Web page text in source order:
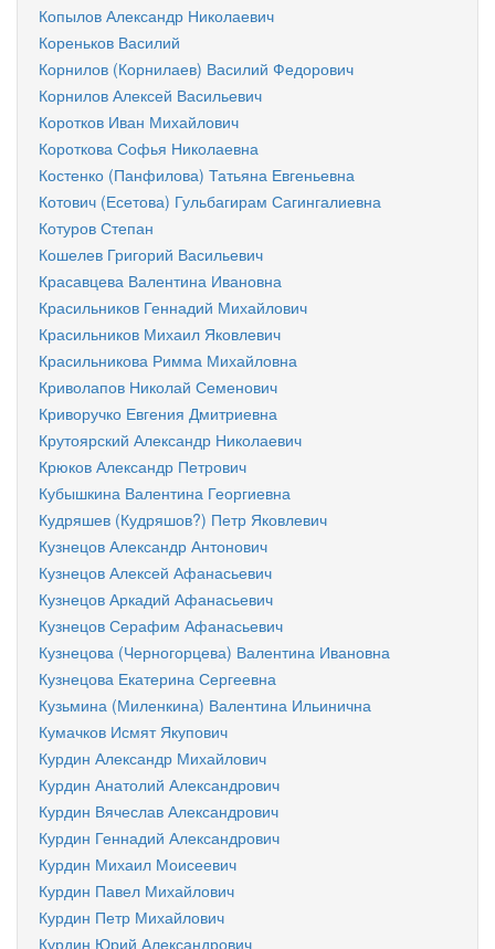
Копылов Александр Николаевич
Кореньков Василий
Корнилов (Корнилаев) Василий Федорович
Корнилов Алексей Васильевич
Коротков Иван Михайлович
Короткова Софья Николаевна
Костенко (Панфилова) Татьяна Евгеньевна
Котович (Есетова) Гульбагирам Сагингалиевна
Котуров Степан
Кошелев Григорий Васильевич
Красавцева Валентина Ивановна
Красильников Геннадий Михайлович
Красильников Михаил Яковлевич
Красильникова Римма Михайловна
Криволапов Николай Семенович
Криворучко Евгения Дмитриевна
Крутоярский Александр Николаевич
Крюков Александр Петрович
Кубышкина Валентина Георгиевна
Кудряшев (Кудряшов?) Петр Яковлевич
Кузнецов Александр Антонович
Кузнецов Алексей Афанасьевич
Кузнецов Аркадий Афанасьевич
Кузнецов Серафим Афанасьевич
Кузнецова (Черногорцева) Валентина Ивановна
Кузнецова Екатерина Сергеевна
Кузьмина (Миленкина) Валентина Ильинична
Кумачков Исмят Якупович
Курдин Александр Михайлович
Курдин Анатолий Александрович
Курдин Вячеслав Александрович
Курдин Геннадий Александрович
Курдин Михаил Моисеевич
Курдин Павел Михайлович
Курдин Петр Михайлович
Курдин Юрий Александрович